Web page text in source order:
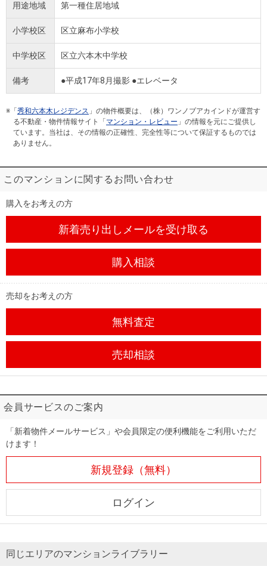
用途地域 第一種住居地域
小学校区 区立麻布小学校
中学校区 区立六本木中学校
備考 ●平成17年8月撮影 ●エレベータ
※「 秀和六本木レジデンス 」の物件概要は、（株）ワンノブアカインドが運営す
る不動産・物件情報サイト「 マンション・レビュー 」の情報を元にご提供し
ています。当社は、その情報の正確性、完全性等について保証するものでは
ありません。
このマンションに関するお問い合わせ
購入をお考えの方
新着売り出しメールを受け取る
購入相談
売却をお考えの方
無料査定
売却相談
会員サービスのご案内
「新着物件メールサービス」や会員限定の便利機能をご利用いただ
けます！
新規登録（無料）
ログイン
同じエリアのマンションライブラリー